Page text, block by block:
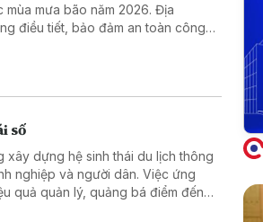
mùa mưa bão năm 2026. Địa
điều tiết, bảo đảm an toàn công
số
xây dựng hệ sinh thái du lịch thông
nghiệp và người dân. Việc ứng
quả quản lý, quảng bá điểm đến